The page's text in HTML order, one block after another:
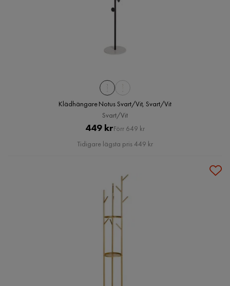
Klädhängare Notus Svart/Vit, Svart/Vit
Svart/Vit
Pris
449 krOriginal
Pris
Förr 649 kr
Tidigare lägsta pris 449 kr